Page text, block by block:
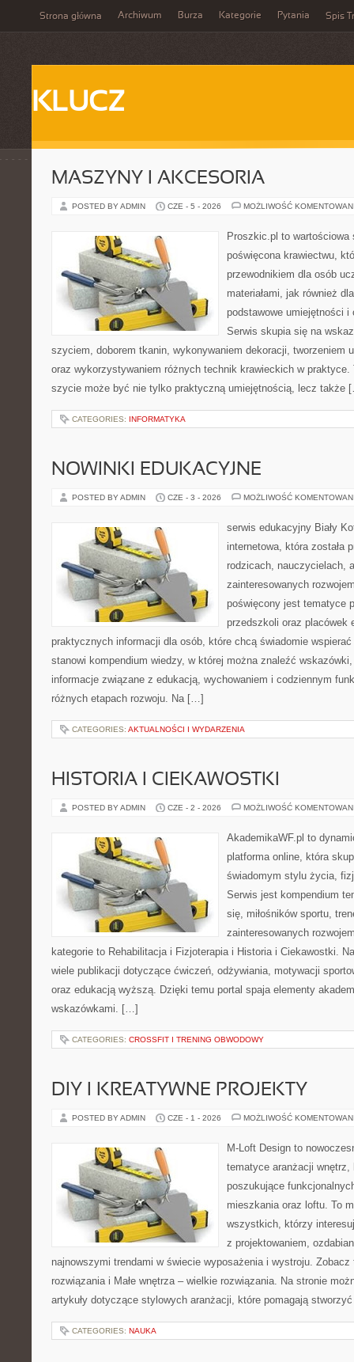
Strona główna Archiwum Burza Kategorie Pytania Spis
KLUCZ
MASZYNY I AKCESORIA
POSTED BY ADMIN CZE - 5 - 2026 MOŻLIWOŚĆ
Proszkic.pl to wartościowa
poświęcona krawiectwu,
przewodnikiem dla osób
materiałami, jak również
podstawowe umiejętności
Serwis skupia się na
szyciem, doborem tkanin, wykonywaniem dekoracji, tworzeniem
oraz wykorzystywaniem różnych technik krawieckich w
szycie może być nie tylko praktyczną umiejętnością, lecz także
CATEGORIES: INFORMATYKA
NOWINKI EDUKACYJNE
POSTED BY ADMIN CZE - 3 - 2026 MOŻLIWOŚĆ
serwis edukacyjny Biały
internetowa, która została
rodzicach, nauczycielach,
zainteresowanych
poświęcony jest tematyce
przedszkoli oraz placówek
praktycznych informacji dla osób, które chcą świadomie
stanowi kompendium wiedzy, w której można znaleźć
informacje związane z edukacją, wychowaniem i codziennym
różnych etapach rozwoju. Na […]
CATEGORIES: AKTUALNOŚCI I WYDARZENIA
HISTORIA I CIEKAWOSTKI
POSTED BY ADMIN CZE - 2 - 2026 MOŻLIWOŚĆ
AkademikaWF.pl to
platforma online, która
świadomym stylu życia,
Serwis jest kompendium
się, miłośników sportu,
zainteresowanych
kategorie to Rehabilitacja i Fizjoterapia i Historia i Ciekawostki.
wiele publikacji dotyczące ćwiczeń, odżywiania, motywacji
oraz edukacją wyższą. Dzięki temu portal spaja elementy
wskazówkami. […]
CATEGORIES: CROSSFIT I TRENING OBWODOWY
DIY I KREATYWNE PROJEKTY
POSTED BY ADMIN CZE - 1 - 2026 MOŻLIWOŚĆ
M-Loft Design to
tematyce aranżacji
poszukujące
mieszkania oraz loftu. To
wszystkich, którzy
z projektowaniem,
najnowszymi trendami w świecie wyposażenia i wystroju. Zobacz
rozwiązania i Małe wnętrza – wielkie rozwiązania. Na stronie
artykuły dotyczące stylowych aranżacji, które pomagają
CATEGORIES: NAUKA